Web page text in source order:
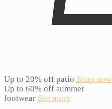
Up to 20% off patio Shop now
Up to 60% off summer
footwear See more